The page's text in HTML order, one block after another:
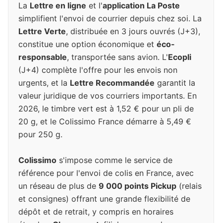
La Lettre en ligne et l'application La Poste
simplifient l'envoi de courrier depuis chez soi. La
Lettre Verte, distribuée en 3 jours ouvrés (J+3),
constitue une option économique et éco-
responsable, transportée sans avion. L'Ecopli
(J+4) complète l'offre pour les envois non
urgents, et la Lettre Recommandée garantit la
valeur juridique de vos courriers importants. En
2026, le timbre vert est à 1,52 € pour un pli de
20 g, et le Colissimo France démarre à 5,49 €
pour 250 g.
Colissimo s'impose comme le service de
référence pour l'envoi de colis en France, avec
un réseau de plus de 9 000 points Pickup (relais
et consignes) offrant une grande flexibilité de
dépôt et de retrait, y compris en horaires